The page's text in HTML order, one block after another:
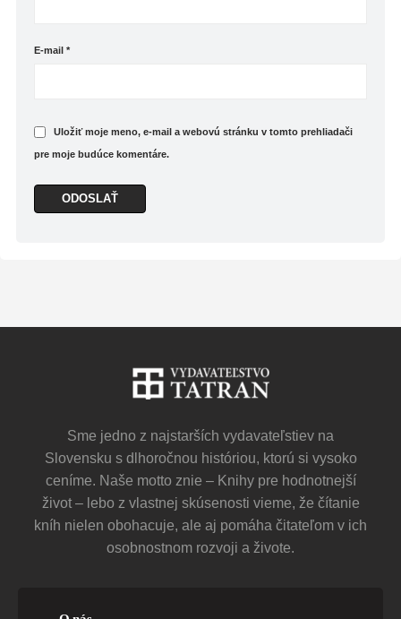
ani nedýchala a nechávala som sa unášať na
krídlach spolu s Daidalom a Ikarom…
E-mail*
Uložiť moje meno, e-mail a webovú stránku v tomto prehliadači
pre moje budúce komentáre.
Sme jedno z najstarších vydavateľstiev na
Slovensku s dlhoročnou históriou, ktorú si vysoko
ceníme. Naše motto znie – Knihy pre hodnotnejší
život – lebo z vlastnej skúsenosti vieme, že čítanie
kníh nielen obohacuje, ale aj pomáha čitateľom v ich
osobnostnom rozvoji a živote.